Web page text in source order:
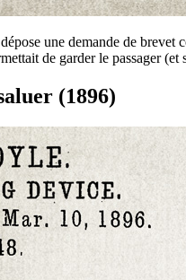
une demande de brevet
de garder le passager
(1896)